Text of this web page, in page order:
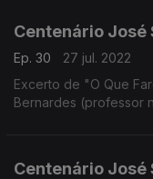
Centenário José
Ep. 30
27 jul. 2022
Excerto de "O Que
Bernardes (professor
Centenário José